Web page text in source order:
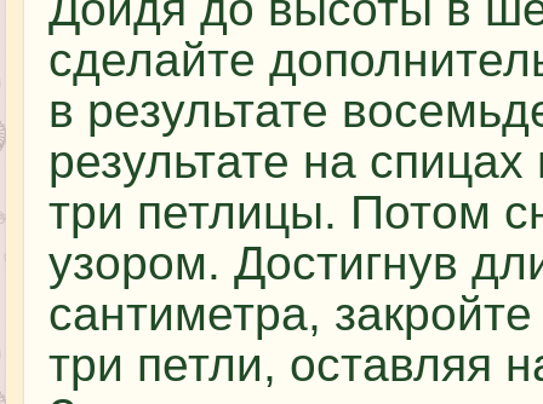
сделайте
в результате
результате на
три петлицы. Потом
узором. Достигнув
сантиметра,
три петли, оставляя